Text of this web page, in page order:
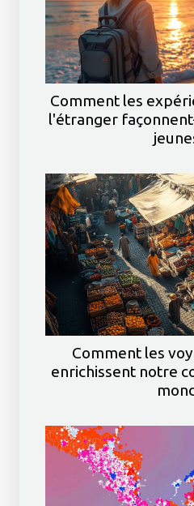
Comment les
l'étranger
Comment les
enrichissent notre